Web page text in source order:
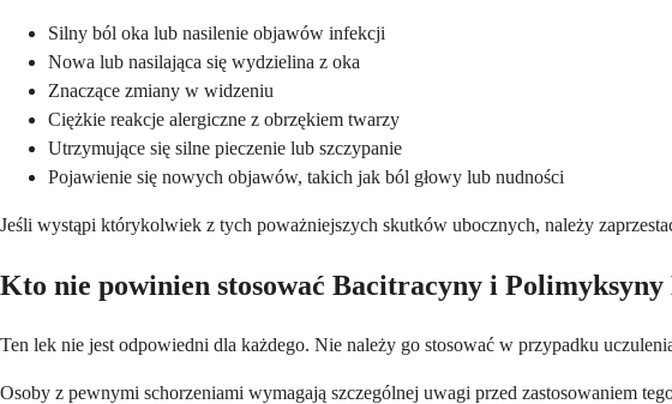
Silny ból oka lub nasilenie objawów infekcji
Nowa lub nasilająca się wydzielina z oka
Znaczące zmiany w widzeniu
Ciężkie reakcje alergiczne z obrzękiem twarzy
Utrzymujące się silne pieczenie lub szczypanie
Pojawienie się nowych objawów, takich jak ból głowy lub nudności
Jeśli wystąpi którykolwiek z tych poważniejszych skutków ubocznych, należy
Kto nie powinien stosować Bacitracyny i Polimyksyny
Ten lek nie jest odpowiedni dla każdego. Nie należy go stosować w przypadku
Osoby z pewnymi schorzeniami wymagają szczególnej uwagi przed zastosowaniem